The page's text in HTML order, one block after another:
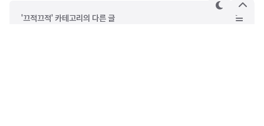
'끄적끄적' 카테고리의 다른 글
테
상
단